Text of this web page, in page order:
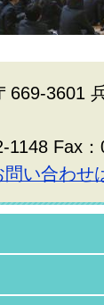
669-3601
1148 Fax
問い合わせ